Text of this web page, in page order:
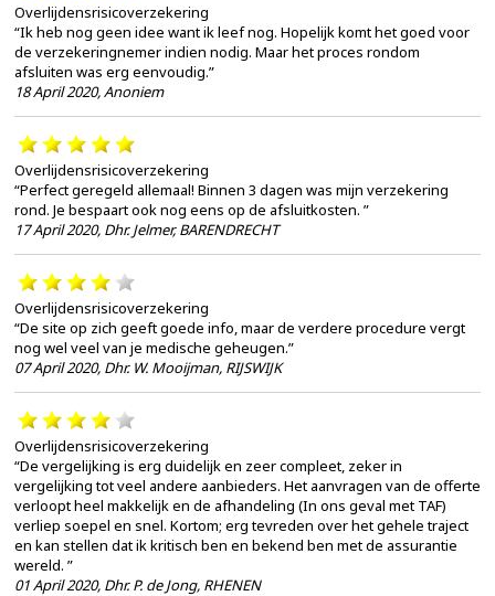
Overlijdensrisicoverzekering
“Ik heb nog geen idee want ik leef nog. Hopelijk komt het goed voor
de verzekeringnemer indien nodig. Maar het proces rondom
afsluiten was erg eenvoudig.”
18 April 2020,Anoniem
Overlijdensrisicoverzekering
“Perfect geregeld allemaal! Binnen 3 dagen was mijn verzekering
rond. Je bespaart ook nog eens op de afsluitkosten. ”
17 April 2020, Dhr. Jelmer, BARENDRECHT
Overlijdensrisicoverzekering
“De site op zich geeft goede info, maar de verdere procedure vergt
nog wel veel van je medische geheugen.”
07 April 2020, Dhr. W. Mooijman, RIJSWIJK
Overlijdensrisicoverzekering
“De vergelijking is erg duidelijk en zeer compleet, zeker in
vergelijking tot veel andere aanbieders. Het aanvragen van de offerte
verloopt heel makkelijk en de afhandeling (In ons geval met TAF)
verliep soepel en snel. Kortom; erg tevreden over het gehele traject
en kan stellen dat ik kritisch ben en bekend ben met de assurantie
wereld. ”
01 April 2020, Dhr. P. de Jong, RHENEN